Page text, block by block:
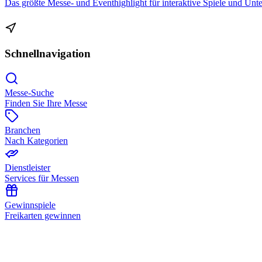
Das größte Messe- und Eventhighlight für interaktive Spiele und
Schnellnavigation
Messe-Suche
Finden Sie Ihre Messe
Branchen
Nach Kategorien
Dienstleister
Services für Messen
Gewinnspiele
Freikarten gewinnen